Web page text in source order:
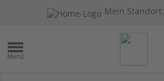
Mein Standort: